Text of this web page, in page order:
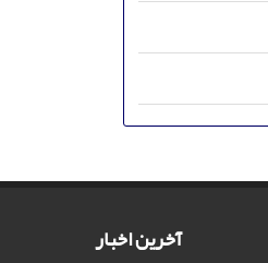
آخرین اخبار